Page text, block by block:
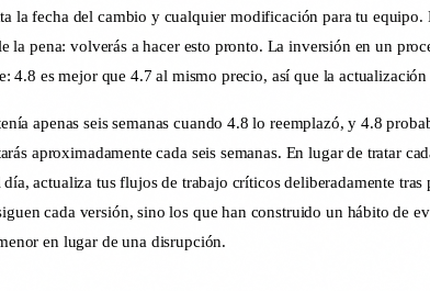
la fecha del cambio y cualquier modificación para tu
la pena: volverás a hacer esto pronto. La inversión en un
es mejor que 4.7 al mismo precio, así que la actualización
apenas seis semanas cuando 4.8 lo reemplazó, y 4.8
aproximadamente cada seis semanas. En lugar de tratar
actualiza tus flujos de trabajo críticos deliberadamente
cada versión, sino los que han construido un hábito de
en lugar de una disrupción.